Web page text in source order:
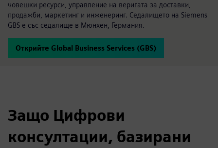
човешки ресурси, управление на веригата за доставки,
продажби, маркетинг и инженеринг. Седалището на Siemens
GBS е със седалище в Мюнхен, Германия.
Открийте Global Business Services (GBS)
Защо Цифрови
консултации, базирани